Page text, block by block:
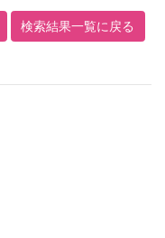
検索結果一覧に戻る